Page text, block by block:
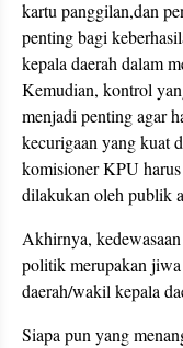
kartu panggilan,dan
penting bagi
kepala daerah dalam
Kemudian, kontrol
menjadi penting agar
kecurigaan yang kuat
komisioner KPU
dilakukan oleh publik
Akhirnya,
politik merupakan jiwa
daerah/wakil kepala
Siapa pun yang